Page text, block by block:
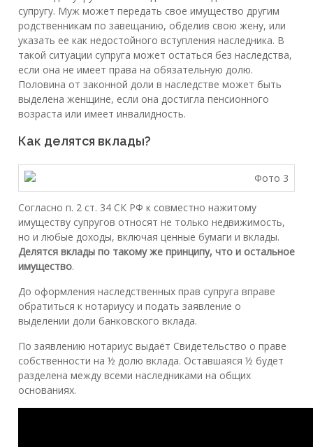
супругу. Муж может передать свое имущество другим
родственникам по завещанию, обделив свою жену, или
указать ее как недостойного вступления наследника. В
такой ситуации супруга может остаться без наследства,
если она не имеет права на обязательную долю.
Половина от законной доли в наследстве может быть
выделена женщине, если она достигла пенсионного
возраста или имеет инвалидность.
Как делятся вклады?
Согласно п. 2 ст. 34 СК РФ к совместно нажитому
имуществу супругов относят не только недвижимость,
но и любые доходы, включая ценные бумаги и вклады.
Делятся вклады по такому же принципу, что и остальное
имущество.
До оформления наследственных прав супруга вправе
обратиться к нотариусу и подать заявление о
выделении доли банковского вклада.
По заявлению нотариус выдаёт Свидетельство о праве
собственности на ½ долю вклада. Оставшаяся ½ будет
разделена между всеми наследниками на общих
основаниях.